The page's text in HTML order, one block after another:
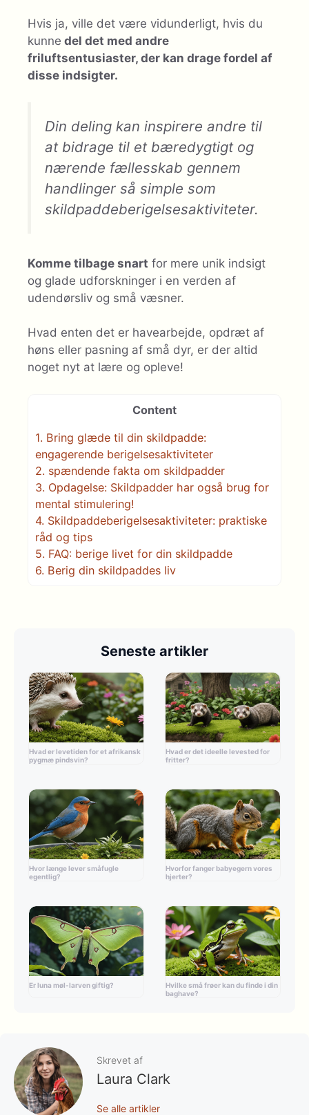
Hvis ja, ville det være vidunderligt, hvis du
kunne del det med andre
friluftsentusiaster, der kan drage fordel af
disse indsigter.
Din deling kan inspirere andre til
at bidrage til et bæredygtigt og
nærende fællesskab gennem
handlinger så simple som
skildpaddeberigelsesaktiviteter.
Komme tilbage snart for mere unik indsigt
og glade udforskninger i en verden af ​​
udendørsliv og små væsner.
Hvad enten det er havearbejde, opdræt af
høns eller pasning af små dyr, er der altid
noget nyt at lære og opleve!
Content
1. Bring glæde til din skildpadde:
engagerende berigelsesaktiviteter
2. spændende fakta om skildpadder
3. Opdagelse: Skildpadder har også brug for
mental stimulering!
4. Skildpaddeberigelsesaktiviteter: praktiske
råd og tips
5. FAQ: berige livet for din skildpadde
6. Berig din skildpaddes liv
Seneste artikler
Hvad er levetiden for et afrikansk
pygmæ pindsvin?
Hvad er det ideelle levested for
fritter?
Hvor længe lever småfugle
egentlig?
Hvorfor fanger babyegern vores
hjerter?
Er luna møl-larven giftig?
Hvilke små frøer kan du finde i din
baghave?
Skrevet af
Laura Clark
Se alle artikler